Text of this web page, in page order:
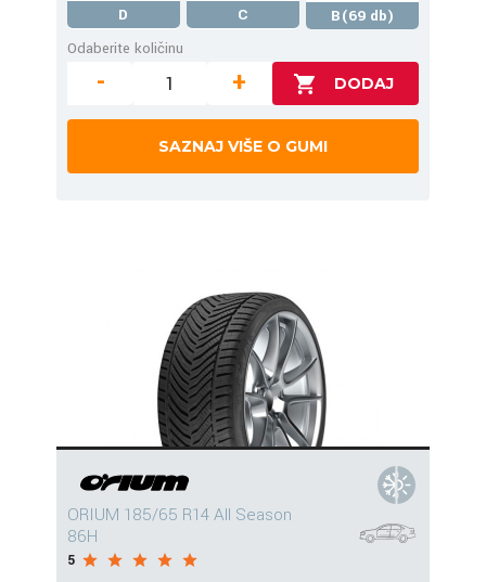
D C
B(69 db)
Odaberite količinu
- +
SAZNAJ VIŠE O GUMI
ORIUM 185/65 R14 All Season
86H
5